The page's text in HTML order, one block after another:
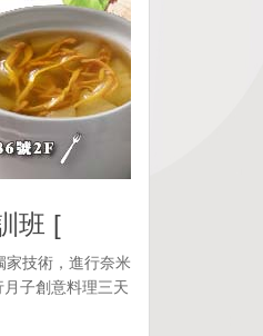
班 [
家技術，進行奈米
子創意料理三天